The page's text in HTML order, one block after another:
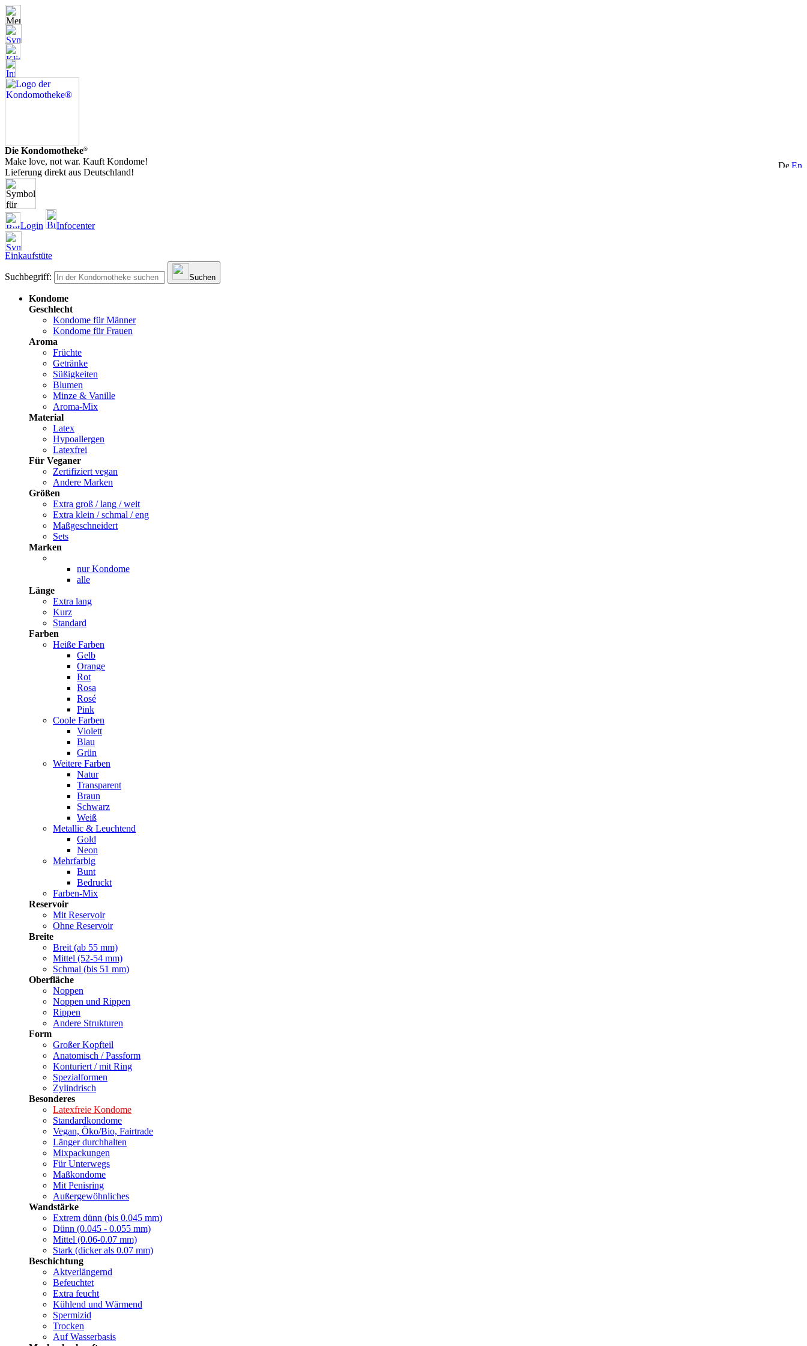
Die Kondomotheke®
Make love, not war. Kauft Kondome!
Lieferung direkt aus Deutschland!
Login Infocenter
Einkaufstüte
Suchbegriff: Suchen
Kondome
Geschlecht
Kondome für Männer
Kondome für Frauen
Aroma
Früchte
Getränke
Süßigkeiten
Blumen
Minze & Vanille
Aroma-Mix
Material
Latex
Hypoallergen
Latexfrei
Für Veganer
Zertifiziert vegan
Andere Marken
Größen
Extra groß / lang / weit
Extra klein / schmal / eng
Maßgeschneidert
Sets
Marken
nur Kondome
alle
Länge
Extra lang
Kurz
Standard
Farben
Heiße Farben
Gelb
Orange
Rot
Rosa
Rosé
Pink
Coole Farben
Violett
Blau
Grün
Weitere Farben
Natur
Transparent
Braun
Schwarz
Weiß
Metallic & Leuchtend
Gold
Neon
Mehrfarbig
Bunt
Bedruckt
Farben-Mix
Reservoir
Mit Reservoir
Ohne Reservoir
Breite
Breit (ab 55 mm)
Mittel (52-54 mm)
Schmal (bis 51 mm)
Oberfläche
Noppen
Noppen und Rippen
Rippen
Andere Strukturen
Form
Großer Kopfteil
Anatomisch / Passform
Konturiert / mit Ring
Spezialformen
Zylindrisch
Besonderes
Latexfreie Kondome
Standardkondome
Vegan, Öko/Bio, Fairtrade
Länger durchhalten
Mixpackungen
Für Unterwegs
Maßkondome
Mit Penisring
Außergewöhnliches
Wandstärke
Extrem dünn (bis 0.045 mm)
Dünn (0.045 - 0.055 mm)
Mittel (0.06-0.07 mm)
Stark (dicker als 0.07 mm)
Beschichtung
Aktverlängernd
Befeuchtet
Extra feucht
Kühlend und Wärmend
Spermizid
Trocken
Auf Wasserbasis